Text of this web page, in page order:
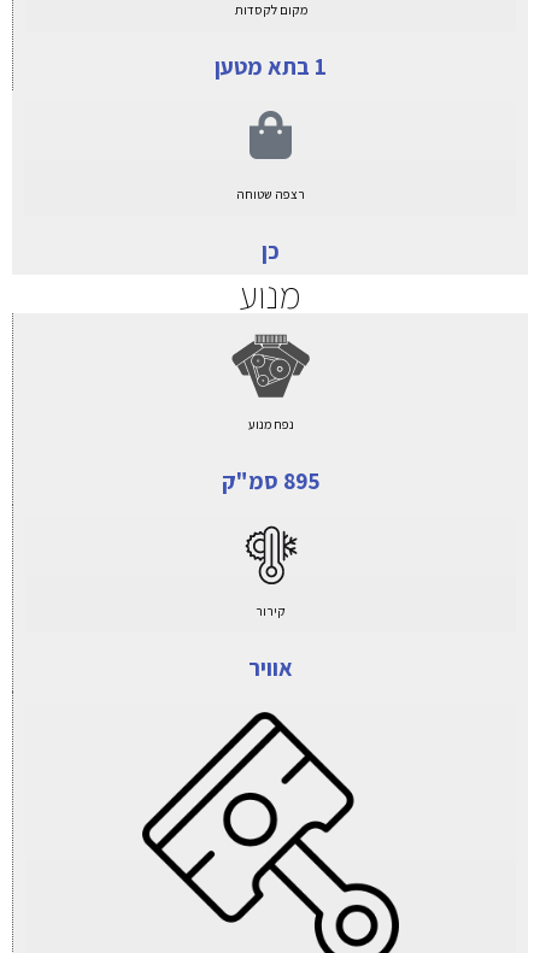
מקום לקסדות
1 בתא מטען
רצפה שטוחה
כן
מנוע
נפח מנוע
895 סמ"ק
קירור
אוויר